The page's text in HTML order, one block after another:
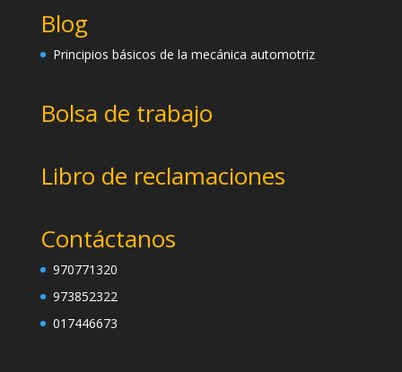
Blog
Principios básicos de la mecánica automotriz
Bolsa de trabajo
Libro de reclamaciones
Contáctanos
970771320
973852322
017446673